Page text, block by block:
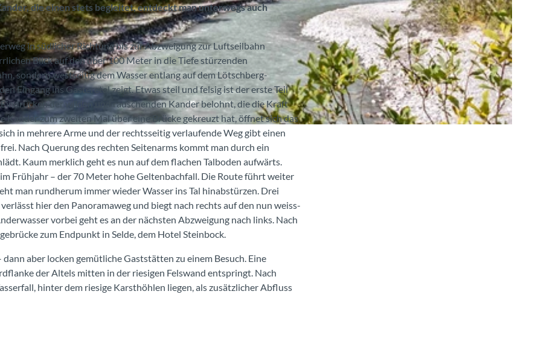
die einen stets begleitet, entdeckt man unterwegs auch
in südlicher Richtung bis zur Abzweigung zur Luftseilbahn
Blick auf den über 100 Meter in die Tiefe stürzenden
sondern westseitig dem Wasser entlang auf dem Lötschberg-
Eingang ins Gasteretal zeigt. Etwas steil und felsig ist der erste Teil
der wilden und rauschenden Kander belohnt, die die Kraft
Kander zum zweiten Mal über eine Brücke gekreuzt hat, öffnet sich das
in mehrere Arme und der rechtsseitig verlaufende Weg gibt einen
Nach Querung des rechten Seitenarms kommt man durch ein
Kaum merklich geht es nun auf dem flachen Talboden aufwärts.
Frühjahr – der 70 Meter hohe Geltenbachfall. Die Route führt weiter
man rundherum immer wieder Wasser ins Tal hinabstürzen. Drei
hier den Panoramaweg und biegt nach rechts auf den nun weiss-
vorbei geht es an der nächsten Abzweigung nach links. Nach
zum Endpunkt in Selde, dem Hotel Steinbock.
aber locken gemütliche Gaststätten zu einem Besuch. Eine
der Altels mitten in der riesigen Felswand entspringt. Nach
hinter dem riesige Karsthöhlen liegen, als zusätzlicher Abfluss